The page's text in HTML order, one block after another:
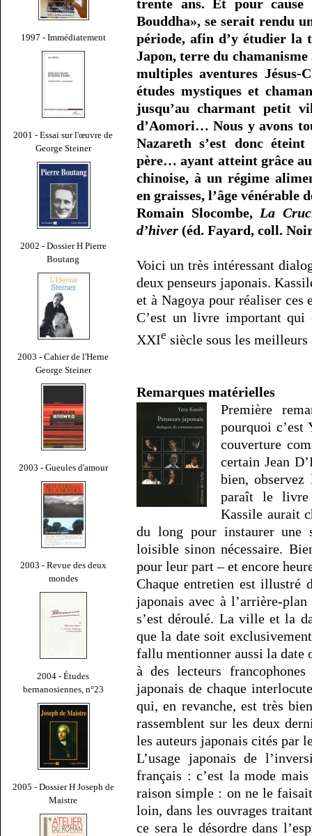
1997 - Immédiatement
2001 - Essai sur l'œuvre de
George Steiner
2002 - Dossier H Pierre
Boutang
2003 - Cahier de l'Herne
George Steiner
2003 - Gueules d'amour
2003 - Revue des deux
mondes
2004 - Études
bernanosiennes, n°23
2005 - Dossier H Joseph de
Maistre
trente ans. Et pour
Bouddha», se serait rendu
période, afin d’y étudier la
Japon, terre du
multiples aventures Jésus-
études mystiques et
jusqu’au charmant petit
d’Aomori… Nous y avons
Nazareth s’est donc
père… ayant atteint grâce
chinoise, à un régime
en graisses, l’âge vénérable
Romain Slocombe, La
d’hiver (éd. Fayard, coll.
Voici un très intéressant
deux penseurs japonais.
et à Nagoya pour réaliser
C’est un livre important qui
XXIe siècle sous les meilleurs
Remarques matérielles
Première
pourquoi c’est
couverture
certain Jean
bien,
paraît le livre
Kassile aurait
du long pour instaurer une
loisible sinon nécessaire.
pour leur part – et encore
Chaque entretien est illustré
japonais avec à l’arrière-
s’est déroulé. La ville et la
que la date soit
fallu mentionner aussi la date
à des lecteurs
japonais de chaque
qui, en revanche, est très
rassemblent sur les deux
les auteurs japonais cités par
L’usage japonais de
français : c’est la mode
raison simple : on ne le
loin, dans les ouvrages
ce sera le désordre dans